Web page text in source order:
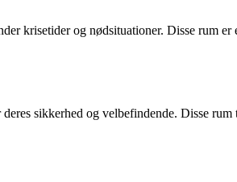
krisetider og nødsituationer. Disse rum
sikkerhed og velbefindende. Disse